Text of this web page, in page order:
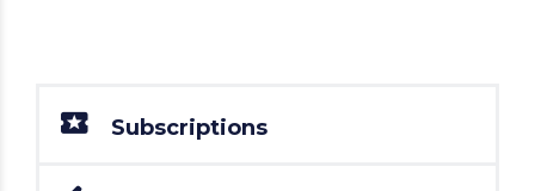
Subscriptions